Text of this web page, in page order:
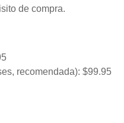
de compra.
recomendada): $99.95